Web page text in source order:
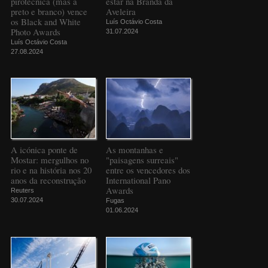
preto e branco) vence
os Black and White
Photo Awards
Luís Octávio Costa
27.08.2024
Aveleira
Luís Octávio Costa
31.07.2024
A icónica ponte de
Mostar: mergulhos no
rio e na história nos 20
anos da reconstrução
Reuters
30.07.2024
As montanhas e
"paisagens surreais"
entre os vencedores dos
International Pano
Awards
Fugas
01.06.2024